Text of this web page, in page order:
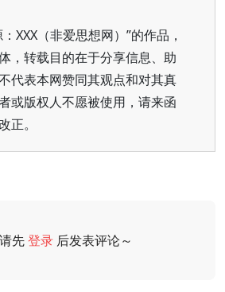
XXX（非爱思想网）”的作品，
，转载目的在于分享信息、助
代表本网赞同其观点和对其真
或版权人不愿被使用，请来函
正。
请先登录 后发表评论～